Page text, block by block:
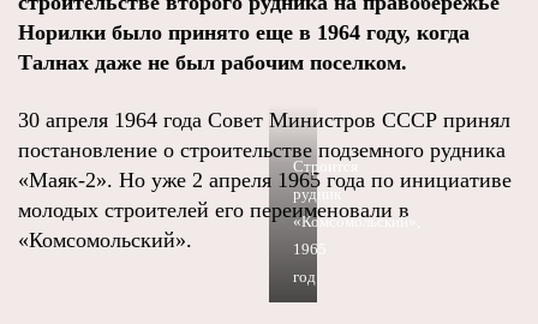
Норилки было принято еще в 1964 году, когда
Талнах даже не был рабочим поселком.
30 апреля 1964 года Совет Министров СССР принял
постановление о строительстве подземного рудника
«Маяк-2». Но уже 2 апреля 1965 года по инициативе
молодых строителей его переименовали в
«Комсомольский».
Строится
рудник
«Комсомольский»,
1965
год